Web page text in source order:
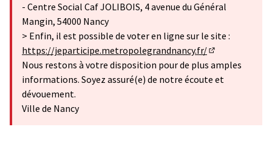
- Centre Social Caf JOLIBOIS, 4 avenue du Général
Mangin, 54000 Nancy
> Enfin, il est possible de voter en ligne sur le site :
https://jeparticipe.metropolegrandnancy.fr/
(S'ouvre dans
Nous restons à votre disposition pour de plus amples
informations. Soyez assuré(e) de notre écoute et
dévouement.
Ville de Nancy